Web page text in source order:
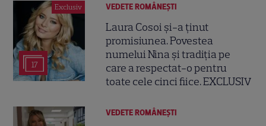
Exclusiv
17
VEDETE ROMÂNEŞTI
Laura Cosoi și-a ținut
promisiunea. Povestea
numelui Nina și tradiția pe
care a respectat-o pentru
toate cele cinci fiice. EXCLUSIV
VEDETE ROMÂNEŞTI